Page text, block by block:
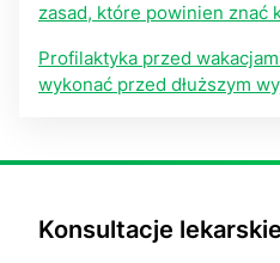
zasad, które powinien znać
Profilaktyka przed
wykonać przed dłuższym
Konsultacje lekarskie